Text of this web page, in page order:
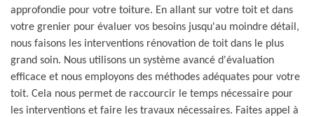
approfondie pour votre toiture. En allant sur votre toit et dans
votre grenier pour évaluer vos besoins jusqu'au moindre détail,
nous faisons les interventions rénovation de toit dans le plus
grand soin. Nous utilisons un système avancé d'évaluation
efficace et nous employons des méthodes adéquates pour votre
toit. Cela nous permet de raccourcir le temps nécessaire pour
les interventions et faire les travaux nécessaires. Faites appel à